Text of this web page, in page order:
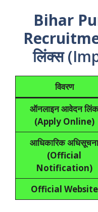
Bihar
लिंक्स
विवरण
ऑनलाइन आवेदन लिंक
(Apply Online)
आधिकारिक अधिसूचना
(Official
Notification)
Official Website